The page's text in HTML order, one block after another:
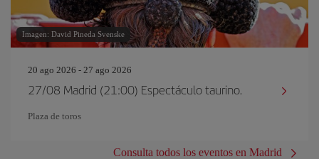
Imagen: David Pineda Svenske
20 ago 2026 - 27 ago 2026
27/08 Madrid (21:00) Espectáculo taurino.
Plaza de toros
Consulta todos los eventos en Madrid